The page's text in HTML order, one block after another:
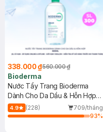
338.000 ₫560.000 ₫
Bioderma
Nước Tẩy Trang Bioderma
Dành Cho Da Dầu & Hỗn Hợp
500ml
4.9 (228)
709/tháng
93%